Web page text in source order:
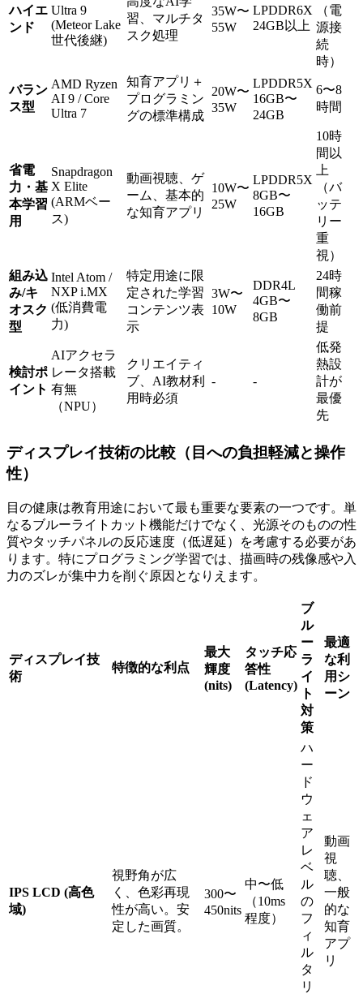
ハイエ
ンド
Ultra 9
(Meteor Lake
世代後継)
習、マルチタ
スク処理
35W〜
55W
LPDDR6X
24GB以上
（電
源接
続
時）
バラン
ス型
AMD Ryzen
AI 9 / Core
Ultra 7
知育アプリ＋
プログラミン
グの標準構成
20W〜
35W
LPDDR5X
16GB〜
24GB
6〜8
時間
省電
力・基
本学習
用
Snapdragon
X Elite
(ARMベー
ス)
動画視聴、ゲ
ーム、基本的
な知育アプリ
10W〜
25W
LPDDR5X
8GB〜
16GB
10時
間以
上
（バ
ッテ
リー
重
視）
組み込
み/キ
オスク
型
Intel Atom /
NXP i.MX
(低消費電
力)
特定用途に限
定された学習
コンテンツ表
示
3W〜
10W
DDR4L
4GB〜
8GB
24時
間稼
働前
提
検討ポ
イント
AIアクセラ
レータ搭載
有無
（NPU）
クリエイティ
ブ、AI教材利
用時必須
- -
低発
熱設
計が
最優
先
ディスプレイ技術の比較（目への負担軽減と操作
性）
目の健康は教育用途において最も重要な要素の一つです。単
なるブルーライトカット機能だけでなく、光源そのものの性
質やタッチパネルの反応速度（低遅延）を考慮する必要があ
ります。特にプログラミング学習では、描画時の残像感や入
力のズレが集中力を削ぐ原因となりえます。
ディスプレイ技
術
特徴的な利点
最大
輝度
(nits)
タッチ応
答性
(Latency)
ブ
ル
ー
ラ
イ
ト
対
策
最適
な利
用シ
ーン
IPS LCD (高色
域)
視野角が広
く、色彩再現
性が高い。安
定した画質。
300〜
450nits
中〜低
（10ms
程度）
ハ
ー
ド
ウ
ェ
ア
レ
ベ
ル
の
フ
ィ
ル
タ
リ
動画
視
聴、
一般
的な
知育
アプ
リ